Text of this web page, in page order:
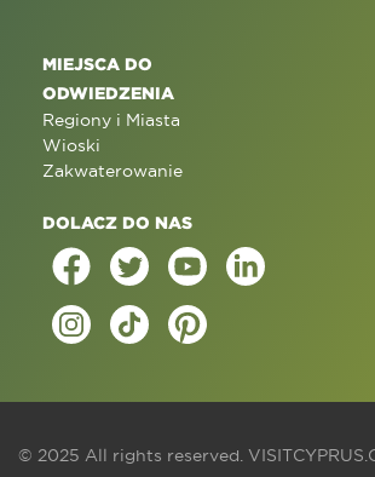
MIEJSCA DO
ODWIEDZENIA
Regiony i Miasta
Wioski
Zakwaterowanie
DOLACZ DO NAS
© 2025 All rights reserved.